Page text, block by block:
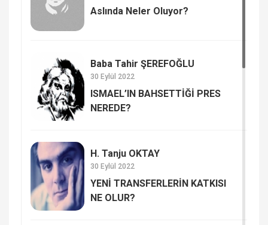
Aslında Neler Oluyor?
Baba Tahir ŞEREFOĞLU
30 Eylül 2022
ISMAEL’IN BAHSETTİĞİ PRES
NEREDE?
H. Tanju OKTAY
30 Eylül 2022
YENİ TRANSFERLERİN KATKISI
NE OLUR?